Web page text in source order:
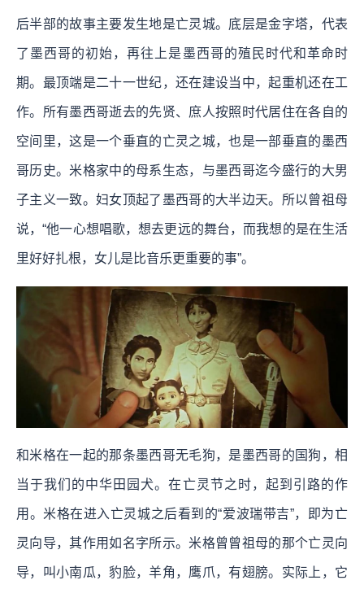
后半部的故事主要发生地是亡灵城。底层是金字塔，代表
了墨西哥的初始，再往上是墨西哥的殖民时代和革命时
期。最顶端是二十一世纪，还在建设当中，起重机还在工
作。所有墨西哥逝去的先贤、庶人按照时代居住在各自的
空间里，这是一个垂直的亡灵之城，也是一部垂直的墨西
哥历史。米格家中的母系生态，与墨西哥迄今盛行的大男
子主义一致。妇女顶起了墨西哥的大半边天。所以曾祖母
说，“他一心想唱歌，想去更远的舞台，而我想的是在生活
里好好扎根，女儿是比音乐更重要的事”。
和米格在一起的那条墨西哥无毛狗，是墨西哥的国狗，相
当于我们的中华田园犬。在亡灵节之时，起到引路的作
用。米格在进入亡灵城之后看到的“爱波瑞带吉”，即为亡
灵向导，其作用如名字所示。米格曾曾祖母的那个亡灵向
导，叫小南瓜，豹脸，羊角，鹰爪，有翅膀。实际上，它